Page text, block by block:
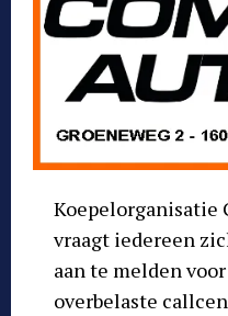
Koepelorganisatie
vraagt iedereen
aan te melden
overbelaste